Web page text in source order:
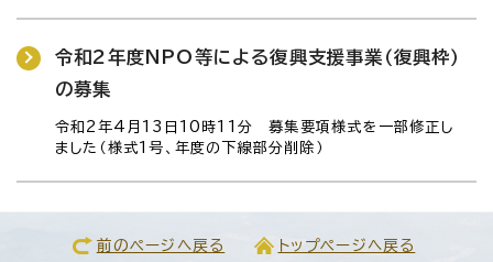
令和2年度NPO等による復興支援事業（復興枠）
の募集
令和2年4月13日10時11分 募集要項様式を一部修正し
ました（様式1号、年度の下線部分削除）
前のページへ戻る トップページへ戻る